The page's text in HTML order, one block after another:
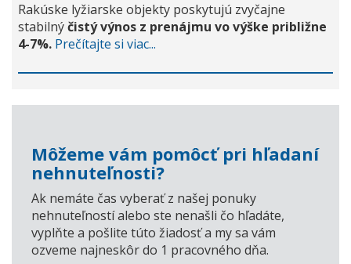
Rakúske lyžiarske objekty poskytujú zvyčajne
stabilnýčistý výnos z prenájmu vo výške približne
4-7%. Prečítajte si viac...
Môžeme vám pomôcť pri hľadaní
nehnuteľnosti?
Ak nemáte čas vyberať z našej ponuky
nehnuteľností alebo ste nenašli čo hľadáte,
vyplňte a pošlite túto žiadosť a my sa vám
ozveme najneskôr do 1 pracovného dňa.